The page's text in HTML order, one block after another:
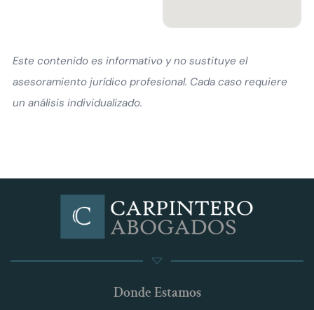
Este contenido es informativo y no sustituye el
asesoramiento jurídico profesional. Cada caso requiere
un análisis individualizado.
Donde Estamos